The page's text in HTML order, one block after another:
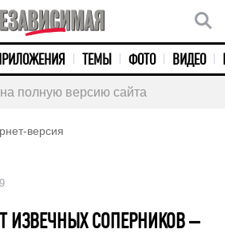
ПРИЛОЖЕНИЯ ТЕМЫ ФОТО ВИДЕО
полную версию сайта
версия
9
ИЗВЕЧНЫХ СОПЕРНИКОВ –